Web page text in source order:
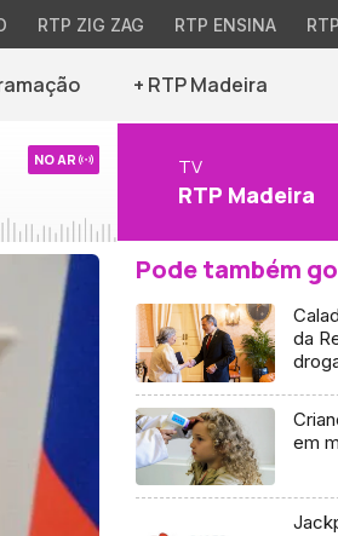
RTP ZIG ZAG RTP ENSINA
+ RTP Madeira
NO AR TV
RTP Madeira
Pode também
da
em